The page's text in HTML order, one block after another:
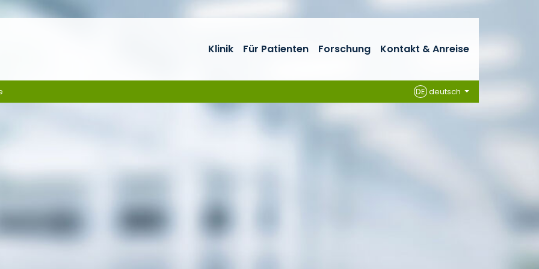
Klinik Für Patienten Forschung Kontakt & Anreise
DEdeutsch